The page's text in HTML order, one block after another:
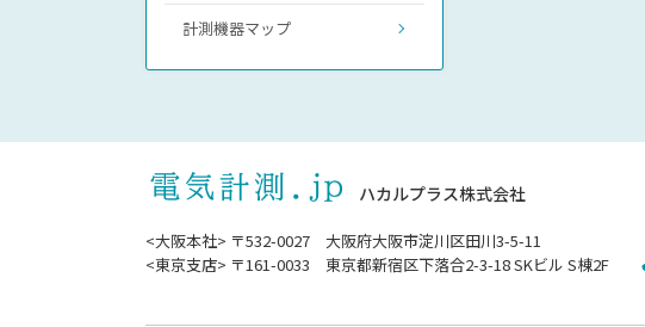
計測機器マップ
ハカルプラス株式会社
<大阪本社> 〒532-0027 大阪府大阪市淀川区田川3-5-11
<東京支店> 〒161-0033 東京都新宿区下落合2-3-18 SKビル S棟2F